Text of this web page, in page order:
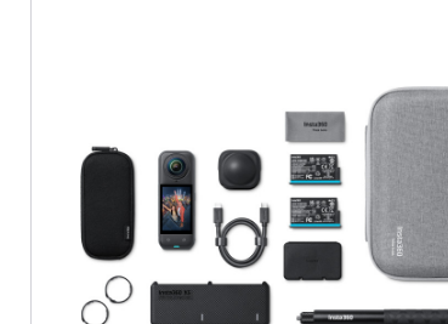
Forrige
Billede
-
Insta360 X5
Essentials
Bundle